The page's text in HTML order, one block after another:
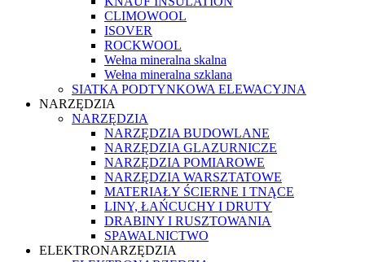
CLIMOWOOL
ISOVER
ROCKWOOL
Wełna mineralna skalna
Wełna mineralna szklana
SIATKA PODTYNKOWA ELEWACYJNA
NARZĘDZIA
NARZĘDZIA
NARZĘDZIA BUDOWLANE
NARZĘDZIA GLAZURNICZE
NARZĘDZIA POMIAROWE
NARZĘDZIA WARSZTATOWE
MATERIAŁY ŚCIERNE I TNĄCE
LINY, ŁAŃCUCHY I DRUTY
DRABINY I RUSZTOWANIA
SPAWALNICTWO
ELEKTRONARZĘDZIA